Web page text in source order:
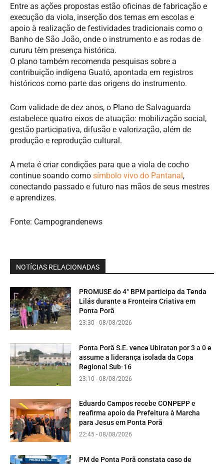
Entre as ações propostas estão oficinas de fabricação e
execução da viola, inserção dos temas em escolas e
apoio à realização de festividades tradicionais como o
Banho de São João, onde o instrumento e as rodas de
cururu têm presença histórica.
O plano também recomenda pesquisas sobre a
contribuição indígena Guató, apontada em registros
históricos como parte das origens do instrumento.
Com validade de dez anos, o Plano de Salvaguarda
estabelece quatro eixos de atuação: mobilização social,
gestão participativa, difusão e valorização, além de
produção e reprodução cultural.
A meta é criar condições para que a viola de cocho
continue soando como símbolo vivo do Pantanal,
conectando passado e futuro nas mãos de seus mestres
e aprendizes.
Fonte: Campograndenews
NOTÍCIAS RELACIONADAS
PROMUSE do 4° BPM participa da Tenda
Lilás durante a Fronteira Criativa em
Ponta Porã
23:30 - 08/08/2026
Ponta Porã S.E. vence Ubiratan por 3 a 0 e
assume a liderança isolada da Copa
Regional Sub-16
23:10 - 08/08/2026
Eduardo Campos recebe CONPEPP e
reafirma apoio da Prefeitura à Marcha
para Jesus em Ponta Porã
22:45 - 08/08/2026
PM de Ponta Porã constata caso de